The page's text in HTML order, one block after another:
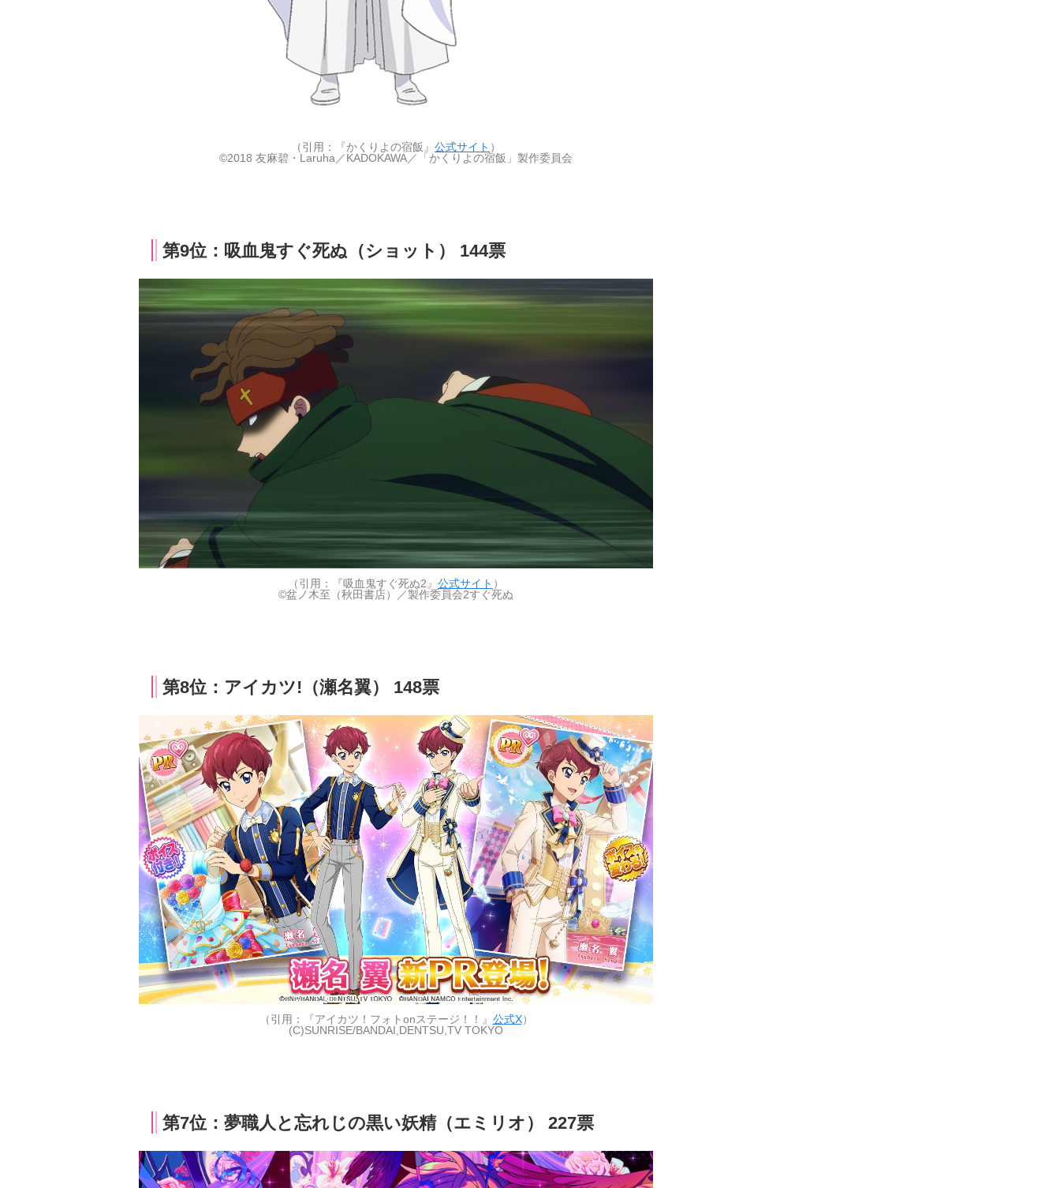
（引用：『かくりよの宿飯』 公式サイト ）
©2018 友麻碧・Laruha／KADOKAWA／「かくりよの宿飯」製作委員会
第9位：吸血鬼すぐ死ぬ（ショット） 144票
（引用：『吸血鬼すぐ死ぬ2』 公式サイト ）
©盆ノ木至（秋田書店）／製作委員会2すぐ死ぬ
第8位：アイカツ!（瀬名翼） 148票
（引用：『アイカツ！フォトonステージ！！』 公式X）
(C)SUNRISE/BANDAI,DENTSU,TV TOKYO
第7位：夢職人と忘れじの黒い妖精（エミリオ） 227票